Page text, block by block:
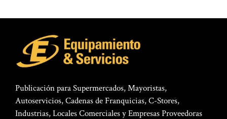
Publicación para Supermercados, Mayoristas,
Autoservicios, Cadenas de Franquicias, C-Stores,
Industrias, Locales Comerciales y Empresas Proveedoras